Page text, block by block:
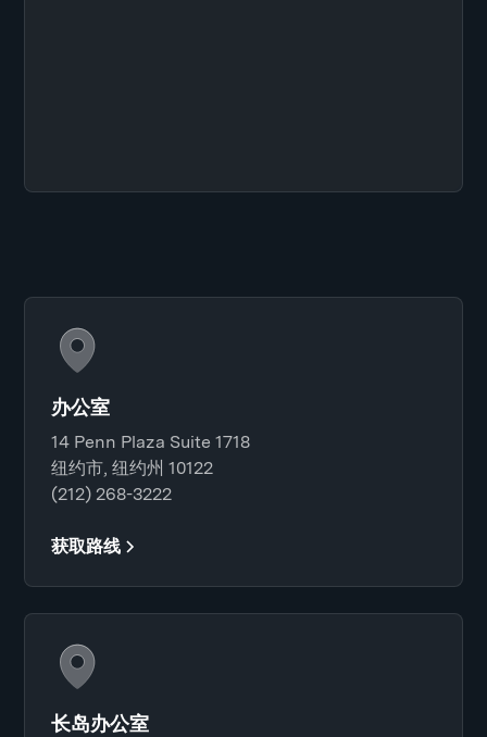
办公室
14 Penn Plaza Suite 1718
纽约市, 纽约州 10122
(212) 268-3222
获取路线
长岛办公室